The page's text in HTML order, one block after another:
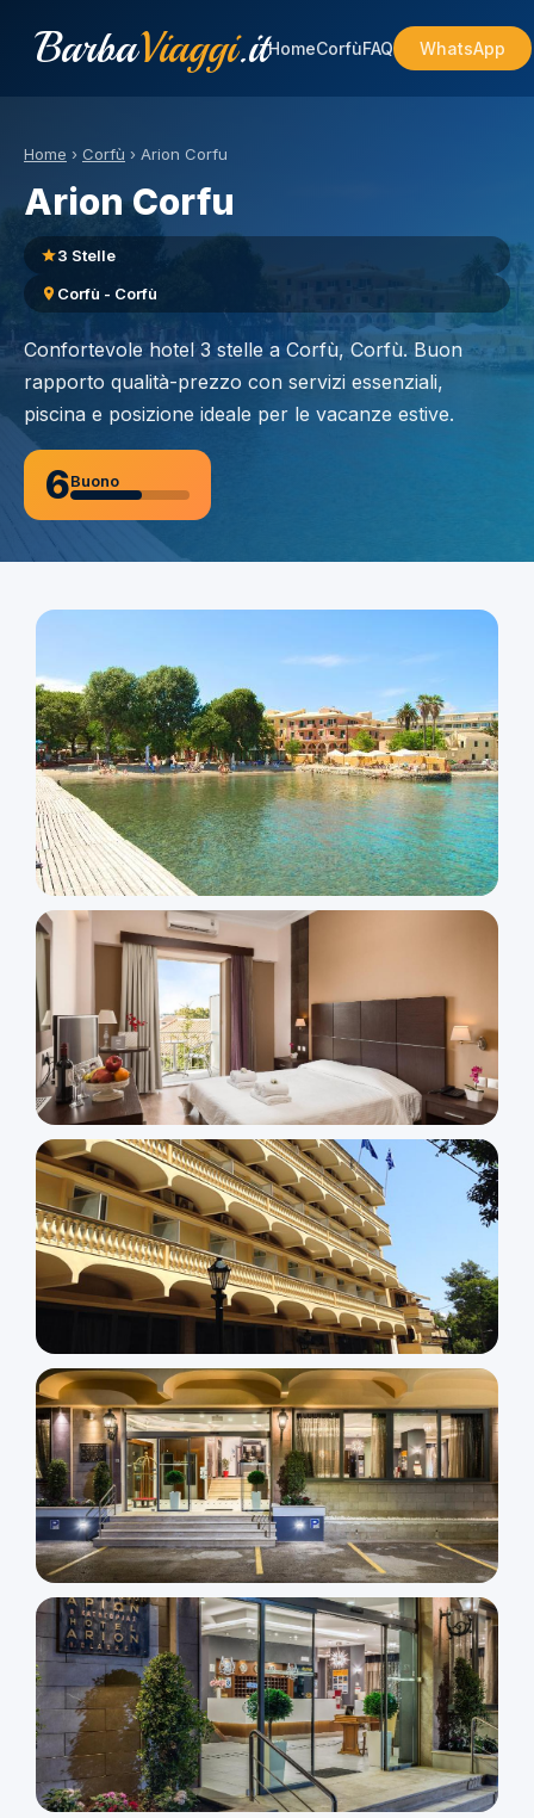
BarbaViaggi.itHomeCorfùFAQ WhatsApp
Home › Corfù › Arion Corfu
Arion Corfu
3 Stelle
Corfù - Corfù
Confortevole hotel 3 stelle a Corfù, Corfù. Buon
rapporto qualità-prezzo con servizi essenziali,
piscina e posizione ideale per le vacanze estive.
6Buono